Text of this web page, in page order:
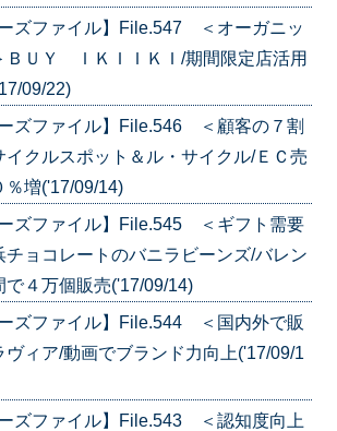
ーズファイル】File.547 ＜オーガニッ
ＢＵＹ ＩＫＩＩＫＩ/期間限定店活用
09/22)
ーズファイル】File.546 ＜顧客の７割
イクルスポット＆ル・サイクル/ＥＣ売
％増('17/09/14)
ーズファイル】File.545 ＜ギフト需要
チョコレートのバニラビーンズ/バレン
で４万個販売('17/09/14)
ーズファイル】File.544 ＜国内外で販
ヴィア/動画でブランド力向上('17/09/1
ーズファイル】File.543 ＜認知度向上